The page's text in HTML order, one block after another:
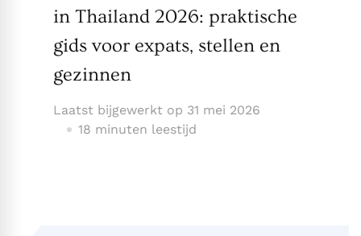
in Thailand 2026: praktische
gids voor expats, stellen en
gezinnen
Laatst bijgewerkt op 31 mei 2026
18 minuten leestijd